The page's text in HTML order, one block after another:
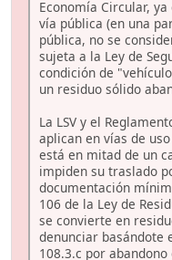
Economía Circular,
vía pública (en una
pública, no se
sujeta a la Ley de
condición de
un residuo sólido
La LSV y el
aplican en vías de
está en mitad de un
impiden su traslado
documentación
106 de la Ley de
se convierte en
denunciar basándote
108.3.c por